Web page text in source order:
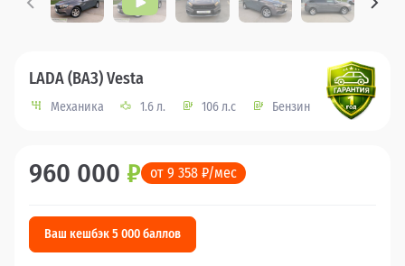
LADA (ВАЗ) Vesta
Механика 1.6 л. 106 л.с Бензин
960 000 ₽ от 9 358 ₽/мес
Ваш кешбэк 5 000 баллов